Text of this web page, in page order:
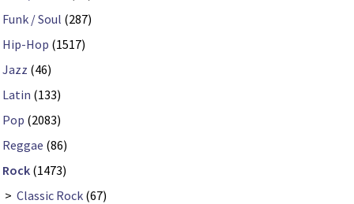
Funk / Soul (287)
Hip-Hop (1517)
Jazz (46)
Latin (133)
Pop (2083)
Reggae (86)
Rock (1473)
> Classic Rock (67)